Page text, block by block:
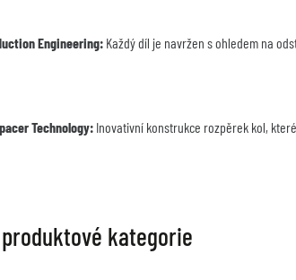
Engineering: Každý díl je navržen s ohledem na
Technology: Inovativní konstrukce rozpěrek kol,
kategorie